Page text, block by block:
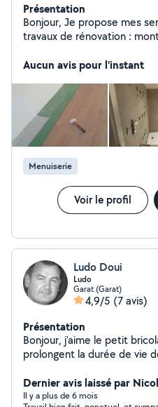
Présentation
Bonjour, Je propose mes
travaux de rénovation :
soigné, déplacement
Aucun avis pour l'instant
Menuiserie
Voir le profil
Ludo Doui
Ludo
Garat (Garat)
4,9/5 (7 avis)
Présentation
Bonjour, j'aime le petit
prolongent la durée de vie
montage de mobilier, de
d'interventions me sont
Dernier avis laissé par
Il y a plus de 6 mois